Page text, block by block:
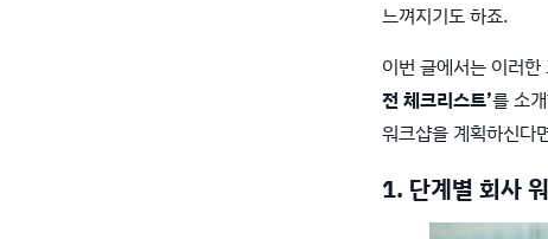
느껴지기도 하죠.
이번 글에서는 이러
전 체크리스트’를 소
워크샵을 계획하신다
1. 단계별 회사